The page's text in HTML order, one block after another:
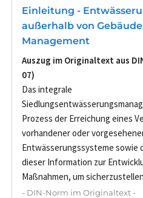
Einleitung -
außerhalb von
Management
Auszug im Originaltext aus
07)
Das integrale
Prozess der Erreichung eines
vorhandener oder
Entwässerungssysteme sowie
dieser Information zur
Maßnahmen, um
- DIN-Norm im Originaltext -